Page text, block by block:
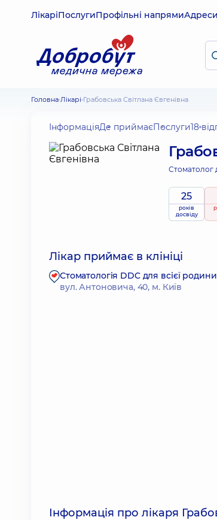
ЛікаріПослугиПрофільні напрямиАдреси
Головна Лікарі Грабовська Світлана Євгенівна
ІнформаціяДе приймаєПослуги18
Стоматолог
25
років
досвіду
Лікар приймає в клініці
Стоматологія DDC для всієї
вул. Антоновича, 40, м. Київ
Інформація про лікаря